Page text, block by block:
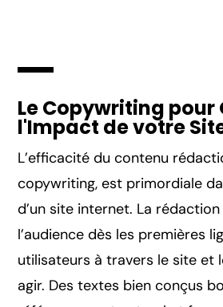
Le Copywriting pour
l'Impact de votre
L’efficacité du contenu
copywriting, est primordiale
d’un site internet. La
l’audience dès les premières
utilisateurs à travers le site et
agir. Des textes bien conçus